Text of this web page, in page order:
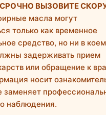
СРОЧНО ВЫЗОВИТЕ
масла могут
только как временное
средство, но ни в коем
задерживать прием
или обращение к
носит
заменяет
наблюдения.